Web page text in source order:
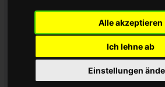
Alle akzeptieren
Ich lehne ab
Einstellungen
2019, 07:43 UTC
Datum des Abrufs: 9. August
https://wikipedalia.com/
title=Schlauch&oldid=15420
Versionskennung: 15420